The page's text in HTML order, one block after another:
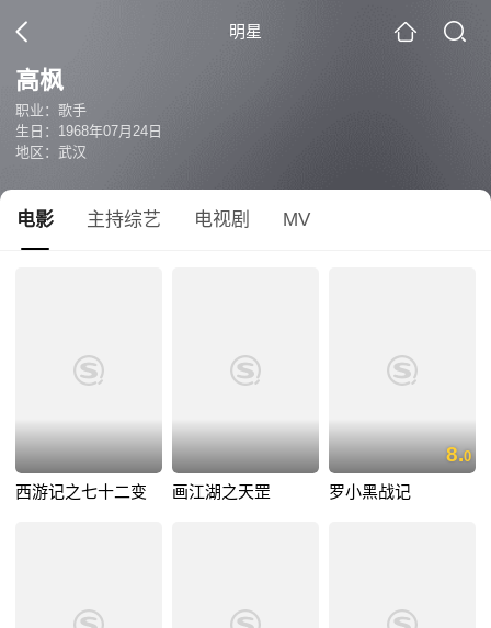
明星
高枫
职业：歌手
生日：1968年07月24日
地区：武汉
电影 主持综艺 电视剧 MV
西游记之七十二变 画江湖之天罡
8.0
罗小黑战记